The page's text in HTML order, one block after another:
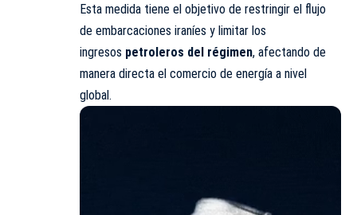
Esta medida tiene el objetivo de restringir el flujo
de embarcaciones iraníes y limitar los
ingresos petroleros del régimen, afectando de
manera directa el comercio de energía a nivel
global.